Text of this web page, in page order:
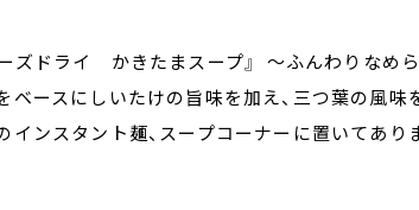
ーズドライ かきたまスープ』 ～ふんわりなめ
ベースにしいたけの旨味を加え、三つ葉の風
インスタント麺、スープコーナーに置いてあり